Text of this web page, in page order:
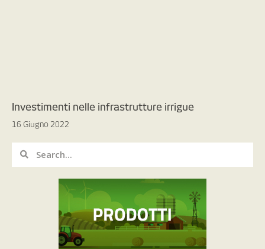
Investimenti nelle infrastrutture irrigue
16 Giugno 2022